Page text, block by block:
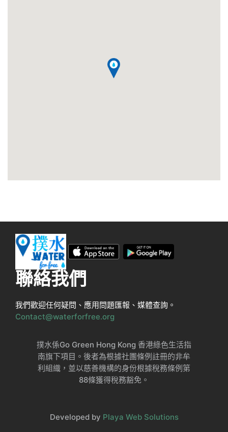
聯絡我們
我們歡迎任何疑問、應用問題匯報、媒體查詢。
Contact@waterforfree.org
撲水係Go Green Hong Kong 香港綠色生活指
南旗下項目。後者為根據社團條例註冊的非牟
利組織，並以慈善機構的身份根據稅務條例第
88條獲得稅務豁免。
Developed by Playa Web Solutions